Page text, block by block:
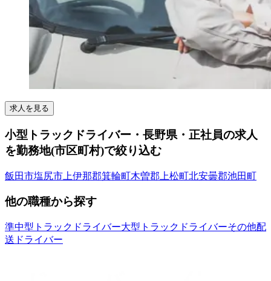
求人を見る
小型トラックドライバー・長野県・正社員の求人
を勤務地(市区町村)で絞り込む
飯田市塩尻市 上伊那郡箕輪町木曽郡上松町北安曇郡池田町
他の職種から探す
準中型トラックドライバー大型トラックドライバーその他配
送ドライバー